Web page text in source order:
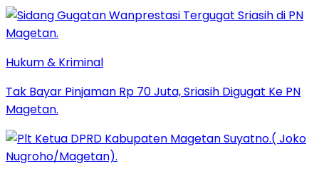
Hukum & Kriminal
Tak Bayar Pinjaman Rp 70 Juta, Sriasih Digugat Ke PN
Magetan.